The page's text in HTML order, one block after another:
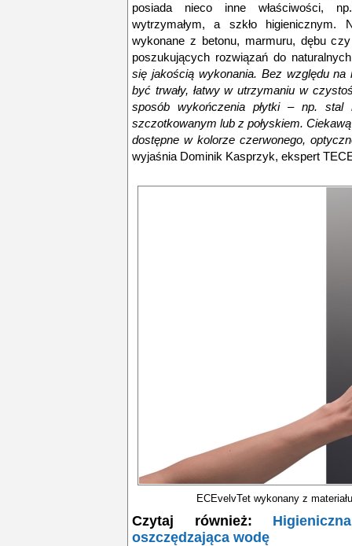
posiada nieco inne właściwości,
wytrzymałym, a szkło
wykonane z betonu, marmuru, dębu
poszukujących rozwiązań do
się jakością wykonania. Bez względu na
być trwały, łatwy w utrzymaniu w
sposób wykończenia płytki – np.
szczotkowanym lub z połyskiem.
dostępne w kolorze czerwonego,
wyjaśnia Dominik Kasprzyk, ekspert
ECEvelvTet wykonany z
Czytaj również:
oszczędzająca wodę